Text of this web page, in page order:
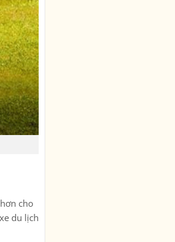
cho
du lịch